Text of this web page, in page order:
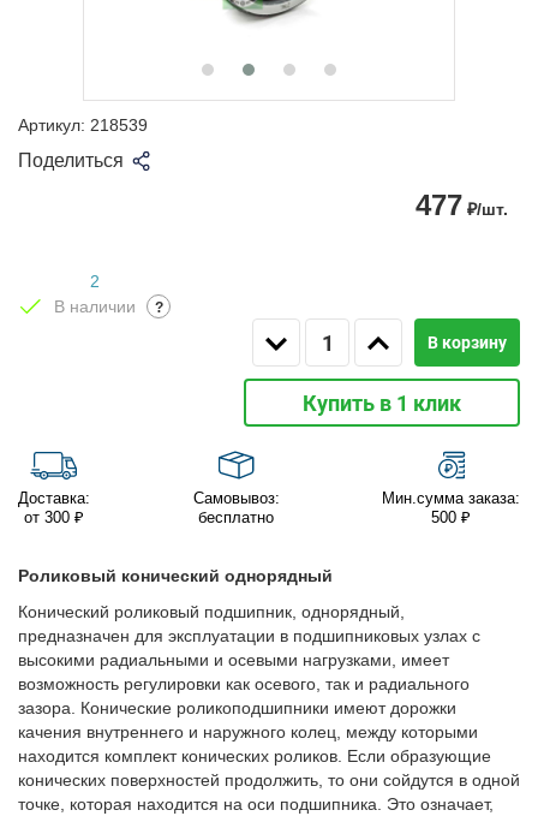
Артикул: 218539
Поделиться
477 ₽/шт.
2
В наличии
?
В корзину
Купить в 1 клик
Доставка:
от 300 ₽
Самовывоз:
бесплатно
Мин.сумма заказа:
500 ₽
Роликовый конический однорядный
Конический роликовый подшипник, однорядный,
предназначен для эксплуатации в подшипниковых узлах с
высокими радиальными и осевыми нагрузками, имеет
возможность регулировки как осевого, так и радиального
зазора. Конические роликоподшипники имеют дорожки
качения внутреннего и наружного колец, между которыми
находится комплект конических роликов. Если образующие
конических поверхностей продолжить, то они сойдутся в одной
точке, которая находится на оси подшипника. Это означает,